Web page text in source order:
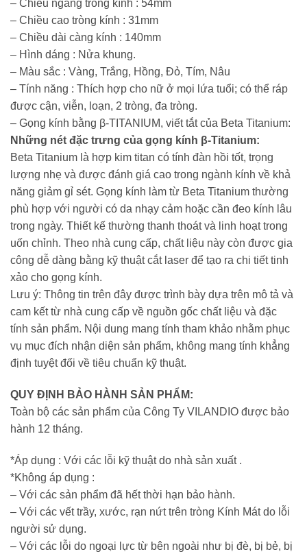
– Chiều ngang tròng kính : 54mm
– Chiều cao tròng kính : 31mm
– Chiều dài càng kính : 140mm
– Hình dáng : Nửa khung.
– Màu sắc : Vàng, Trắng, Hồng, Đỏ, Tím, Nâu
– Tính năng : Thích hợp cho nữ ở mọi lứa tuổi; có thể ráp
được cận, viễn, loạn, 2 tròng, đa tròng.
– Gọng kính bằng β-TITANIUM, viết tắt của Beta Titanium:
Những nét đặc trưng của gọng kính β-Titanium:
Beta Titanium là hợp kim titan có tính đàn hồi tốt, trọng
lượng nhẹ và được đánh giá cao trong ngành kính về khả
năng giảm gỉ sét. Gọng kính làm từ Beta Titanium thường
phù hợp với người có da nhạy cảm hoặc cần đeo kính lâu
trong ngày. Thiết kế thường thanh thoát và linh hoạt trong
uốn chỉnh. Theo nhà cung cấp, chất liệu này còn được gia
công dễ dàng bằng kỹ thuật cắt laser để tạo ra chi tiết tinh
xảo cho gọng kính.
Lưu ý: Thông tin trên đây được trình bày dựa trên mô tả và
cam kết từ nhà cung cấp về nguồn gốc chất liệu và đặc
tính sản phẩm. Nội dung mang tính tham khảo nhằm phục
vụ mục đích nhận diện sản phẩm, không mang tính khẳng
định tuyệt đối về tiêu chuẩn kỹ thuật.
QUY ĐỊNH BẢO HÀNH SẢN PHẨM:
Toàn bộ các sản phẩm của Công Ty VILANDIO được bảo
hành 12 tháng.
*Áp dụng : Với các lỗi kỹ thuật do nhà sản xuất .
*Không áp dụng :
– Với các sản phẩm đã hết thời hạn bảo hành.
– Với các vết trầy, xước, rạn nứt trên tròng Kính Mát do lỗi
người sử dụng.
– Với các lỗi do ngoại lực từ bên ngoài như bị đè, bị bẻ, bị